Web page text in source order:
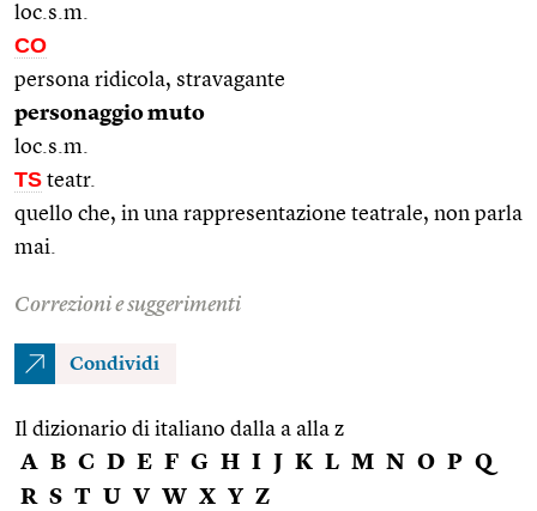
loc.s.m.
CO
persona ridicola, stravagante
personaggio muto
loc.s.m.
TS teatr.
quello che, in una rappresentazione teatrale, non parla
mai.
Correzioni e suggerimenti
Condividi
Il dizionario di italiano dalla a alla z
A B C D E F G H I J K L M N O P Q
R S T U V W X Y Z